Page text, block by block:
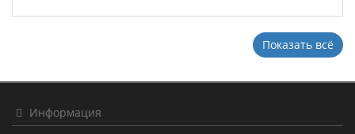
Показать всё
Информация